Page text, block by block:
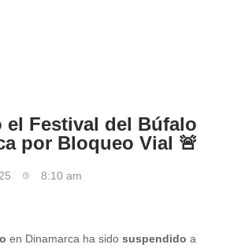
el Festival del Búfalo
por Bloqueo Vial 🚨
8:10 am
en Dinamarca ha sido suspendido a